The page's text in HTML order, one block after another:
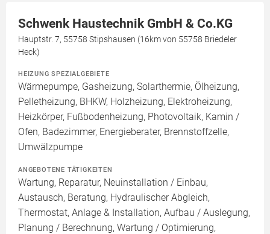
Schwenk Haustechnik GmbH & Co.KG
Hauptstr. 7, 55758 Stipshausen (16km von 55758 Briedeler
Heck)
HEIZUNG SPEZIALGEBIETE
Wärmepumpe, Gasheizung, Solarthermie, Ölheizung,
Pelletheizung, BHKW, Holzheizung, Elektroheizung,
Heizkörper, Fußbodenheizung, Photovoltaik, Kamin /
Ofen, Badezimmer, Energieberater, Brennstoffzelle,
Umwälzpumpe
ANGEBOTENE TÄTIGKEITEN
Wartung, Reparatur, Neuinstallation / Einbau,
Austausch, Beratung, Hydraulischer Abgleich,
Thermostat, Anlage & Installation, Aufbau / Auslegung,
Planung / Berechnung, Wartung / Optimierung,